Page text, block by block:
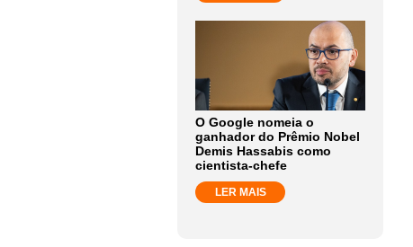
O Google nomeia o
ganhador do Prêmio Nobel
Demis Hassabis como
cientista-chefe
LER MAIS